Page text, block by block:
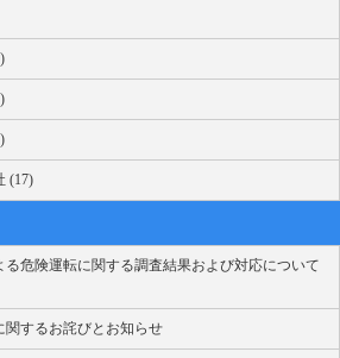
(17)
る危険運転に関する調査結果および対応について
するお詫びとお知らせ